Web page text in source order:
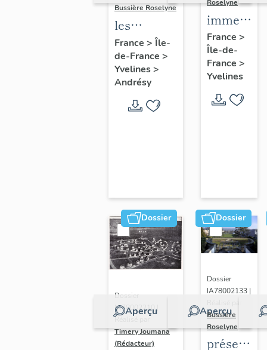
Bussière Roselyne
les
immeubles,
maisons et
fermes du
canton
d'Andrésy
France > Île-
de-France >
Yvelines>
Andrésy
Roselyne
maisons,
fermes
France >
Île-de-
France >
Yvelines
Dossier
Aperçu
Dossier
IA78002210 |
Réalisé par
Timery Joumana
(Rédacteur)
Dossier
Aperçu
Dossier
IA78002133 |
Bussière
Roselyne